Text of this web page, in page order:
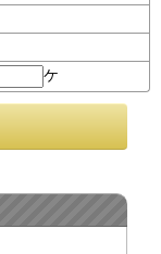
ケ